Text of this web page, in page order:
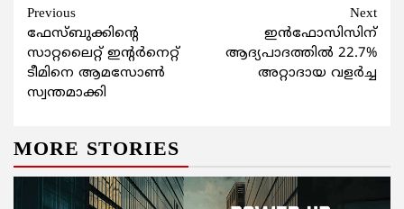
Continue
Reading
Previous
ഫേസ്ബുക്കിന്‍റെ
സാറ്റലൈറ്റ് ഇന്‍റര്‍നെറ്റ്
ടീമിനെ ആമസോണ്‍
സ്വന്തമാക്കി
Next
ഇന്‍ഫോസിസിന്
ആദ്യപാദത്തില്‍ 22.7%
അറ്റാദായ വളര്‍ച്ച
MORE STORIES